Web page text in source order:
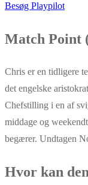
Besøg Playpilot
Match Point
Chris er en tidligere
det engelske
Chefstilling i en af
middage og
begærer. Undtagen
Hvor kan